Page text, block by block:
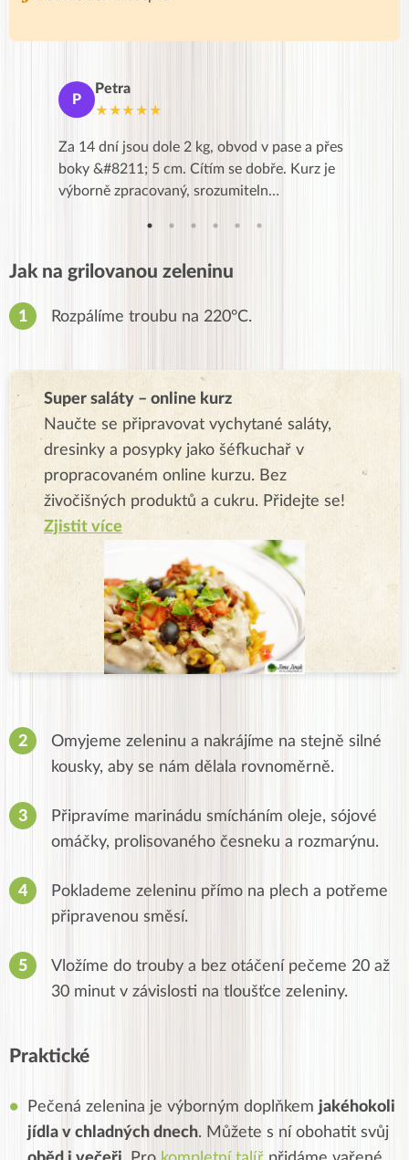
P
Petra
★★★★★
Za 14 dní jsou dole 2 kg, obvod v pase a přes
boky &#8211; 5 cm. Cítím se dobře. Kurz je
výborně zpracovaný, srozumiteln…
Jak na grilovanou zeleninu
Rozpálíme troubu na 220°C.
Super saláty – online kurz
Naučte se připravovat vychytané saláty,
dresinky a posypky jako šéfkuchař v
propracovaném online kurzu. Bez
živočišných produktů a cukru. Přidejte se!
Zjistit více
Omyjeme zeleninu a nakrájíme na stejně silné
kousky, aby se nám dělala rovnoměrně.
Připravíme marinádu smícháním oleje, sójové
omáčky, prolisovaného česneku a rozmarýnu.
Poklademe zeleninu přímo na plech a potřeme
připravenou směsí.
Vložíme do trouby a bez otáčení pečeme 20 až
30 minut v závislosti na tloušťce zeleniny.
Praktické
Pečená zelenina je výborným doplňkem jakéhokoli
jídla v chladných dnech. Můžete s ní obohatit svůj